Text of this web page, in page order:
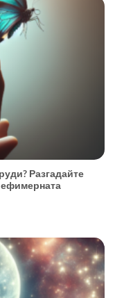
Разгадайте
ефимерната